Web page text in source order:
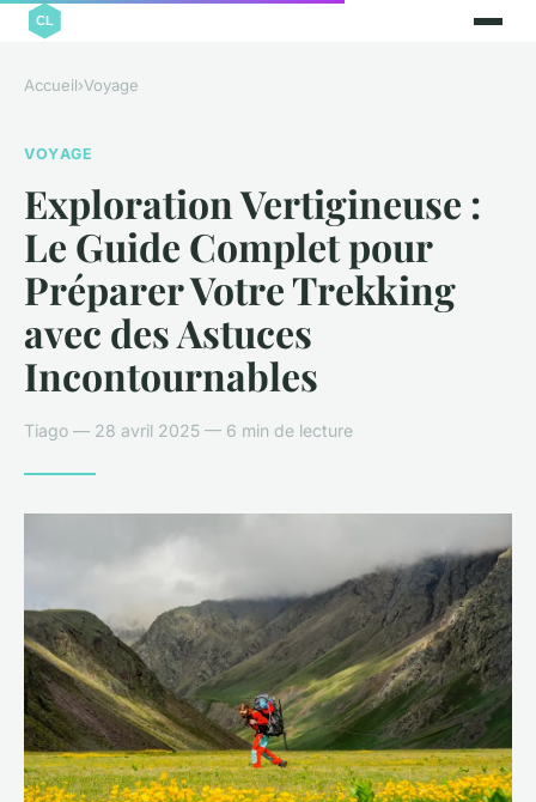
Accueil›Voyage
VOYAGE
Exploration Vertigineuse :
Le Guide Complet pour
Préparer Votre Trekking
avec des Astuces
Incontournables
Tiago — 28 avril 2025 — 6 min de lecture